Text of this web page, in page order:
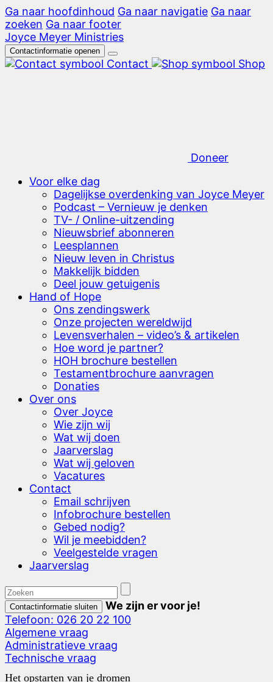
Ga naar hoofdinhoud Ga naar navigatie Ga naar
zoeken Ga naar footer
Joyce Meyer Ministries
Contactinformatie openen
Contact Shop
Doneer
Voor elke dag
Dagelijkse overdenking van Joyce Meyer
Podcast – Vernieuw je denken
TV- / Online-uitzending
Nieuwsbrief abonneren
Leesplannen
Nieuw leven in Christus
Makkelijk bidden
Deel jouw getuigenis
Hand of Hope
Ons zendingswerk
Onze projecten wereldwijd
Levensverhalen – video’s & artikelen
Hoe word je partner?
HOH brochure bestellen
Testamentbrochure aanvragen
Donaties
Over ons
Over Joyce
Wie zijn wij
Wat wij doen
Jaarverslag
Wat wij geloven
Vacatures
Contact
Email schrijven
Infobrochure bestellen
Gebed nodig?
Wil je meebidden?
Veelgestelde vragen
Jaarverslag
Contactinformatie sluiten
We zijn er voor je!
Telefoon: 026 20 22 100
Algemene vraag
Administratieve vraag
Technische vraag
Het opstarten van je dromen